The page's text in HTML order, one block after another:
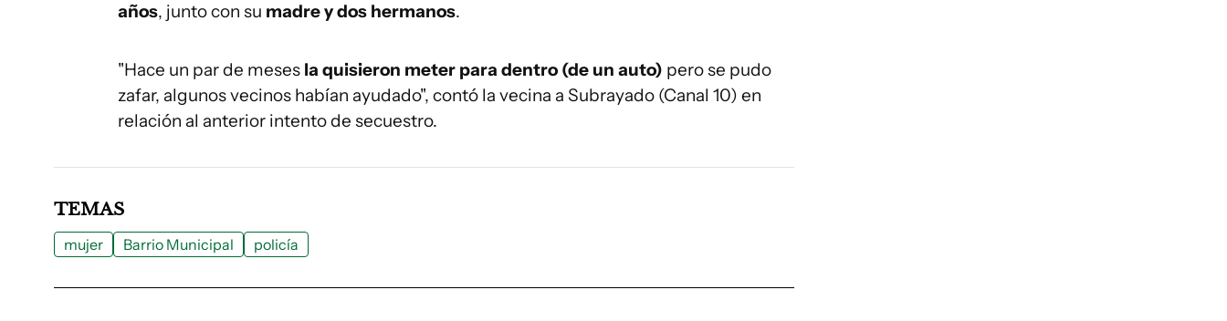
años, junto con su madrey dos hermanos.
"Hace un par de meses la quisieron meter para dentro (de un auto) pero se pudo
zafar, algunos vecinos habían ayudado", contó la vecina a Subrayado (Canal 10) en
relación al anterior intento de secuestro.
TEMAS
mujer Barrio Municipal policía